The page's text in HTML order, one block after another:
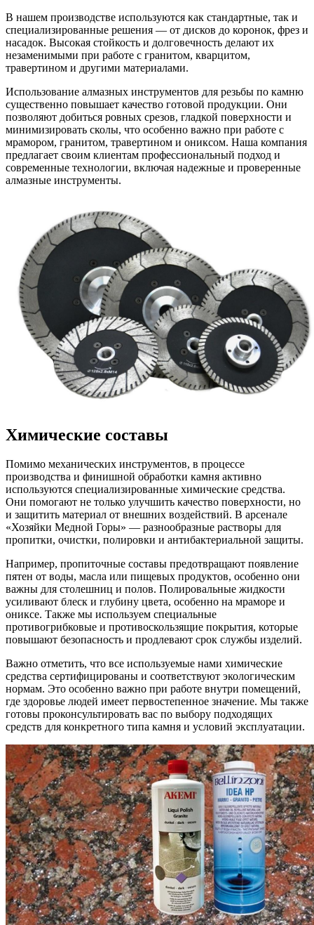
В нашем производстве используются как стандартные, так и
специализированные решения — от дисков до коронок, фрез и
насадок. Высокая стойкость и долговечность делают их
незаменимыми при работе с гранитом, кварцитом,
травертином и другими материалами.
Использование алмазных инструментов для резьбы по камню
существенно повышает качество готовой продукции. Они
позволяют добиться ровных срезов, гладкой поверхности и
минимизировать сколы, что особенно важно при работе с
мрамором, гранитом, травертином и ониксом. Наша компания
предлагает своим клиентам профессиональный подход и
современные технологии, включая надежные и проверенные
алмазные инструменты.
Химические составы
Помимо механических инструментов, в процессе
производства и финишной обработки камня активно
используются специализированные химические средства.
Они помогают не только улучшить качество поверхности, но
и защитить материал от внешних воздействий. В арсенале
«Хозяйки Медной Горы» — разнообразные растворы для
пропитки, очистки, полировки и антибактериальной защиты.
Например, пропиточные составы предотвращают появление
пятен от воды, масла или пищевых продуктов, особенно они
важны для столешниц и полов. Полировальные жидкости
усиливают блеск и глубину цвета, особенно на мраморе и
ониксе. Также мы используем специальные
противогрибковые и противоскользящие покрытия, которые
повышают безопасность и продлевают срок службы изделий.
Важно отметить, что все используемые нами химические
средства сертифицированы и соответствуют экологическим
нормам. Это особенно важно при работе внутри помещений,
где здоровье людей имеет первостепенное значение. Мы также
готовы проконсультировать вас по выбору подходящих
средств для конкретного типа камня и условий эксплуатации.